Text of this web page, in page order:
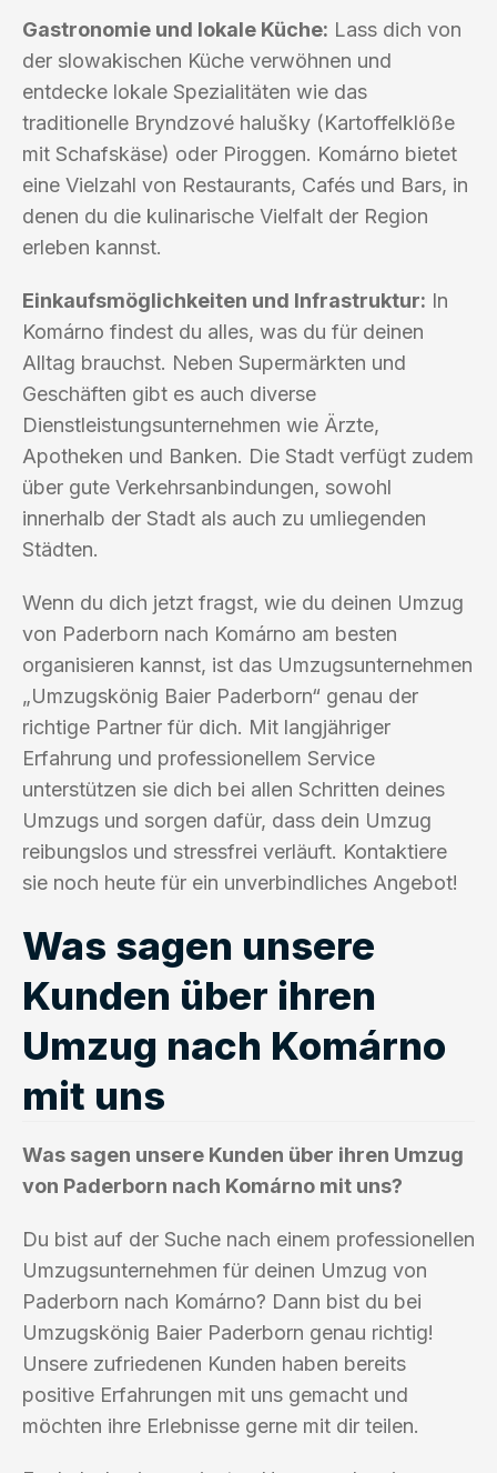
Gastronomie und lokale Küche: Lass dich von
der slowakischen Küche verwöhnen und
entdecke lokale Spezialitäten wie das
traditionelle Bryndzové halušky (Kartoffelklöße
mit Schafskäse) oder Piroggen. Komárno bietet
eine Vielzahl von Restaurants, Cafés und Bars, in
denen du die kulinarische Vielfalt der Region
erleben kannst.
Einkaufsmöglichkeiten und Infrastruktur: In
Komárno findest du alles, was du für deinen
Alltag brauchst. Neben Supermärkten und
Geschäften gibt es auch diverse
Dienstleistungsunternehmen wie Ärzte,
Apotheken und Banken. Die Stadt verfügt zudem
über gute Verkehrsanbindungen, sowohl
innerhalb der Stadt als auch zu umliegenden
Städten.
Wenn du dich jetzt fragst, wie du deinen Umzug
von Paderborn nach Komárno am besten
organisieren kannst, ist das Umzugsunternehmen
„Umzugskönig Baier Paderborn“ genau der
richtige Partner für dich. Mit langjähriger
Erfahrung und professionellem Service
unterstützen sie dich bei allen Schritten deines
Umzugs und sorgen dafür, dass dein Umzug
reibungslos und stressfrei verläuft. Kontaktiere
sie noch heute für ein unverbindliches Angebot!
Was sagen unsere
Kunden über ihren
Umzug nach Komárno
mit uns
Was sagen unsere Kunden über ihren Umzug
von Paderborn nach Komárno mit uns?
Du bist auf der Suche nach einem professionellen
Umzugsunternehmen für deinen Umzug von
Paderborn nach Komárno? Dann bist du bei
Umzugskönig Baier Paderborn genau richtig!
Unsere zufriedenen Kunden haben bereits
positive Erfahrungen mit uns gemacht und
möchten ihre Erlebnisse gerne mit dir teilen.